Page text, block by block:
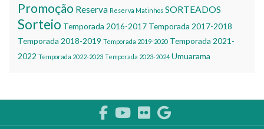
Promoção Reserva Reserva Matinhos SORTEADOS
Sorteio Temporada 2016-2017 Temporada 2017-2018
Temporada 2018-2019 Temporada 2019-2020 Temporada 2021-
2022 Temporada 2022-2023 Temporada 2023-2024 Umuarama